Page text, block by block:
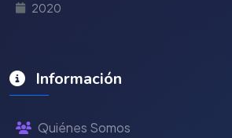
2020
Información
Quiénes Somos